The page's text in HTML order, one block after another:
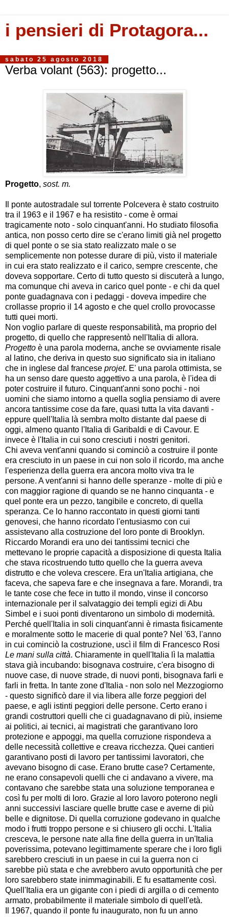
i pensieri di Protagora...
sabato 25 agosto 2018
Verba volant (563): progetto...
Progetto, sost. m.
Il ponte autostradale sul torrente Polcevera è stato costruito
tra il 1963 e il 1967 e ha resistito - come è ormai
tragicamente noto - solo cinquant'anni. Ho studiato filosofia
antica, non posso certo dire se c'erano limiti già nel progetto
di quel ponte o se sia stato realizzato male o se
semplicemente non potesse durare di più, visto il materiale
in cui era stato realizzato e il carico, sempre crescente, che
doveva sopportare. Certo di tutto questo si discuterà a lungo,
ma comunque chi aveva in carico quel ponte - e chi da quel
ponte guadagnava con i pedaggi - doveva impedire che
crollasse proprio il 14 agosto e che quel crollo provocasse
tutti quei morti.
Non voglio parlare di queste responsabilità, ma proprio del
progetto, di quello che rappresentò nell'Italia di allora.
Progetto è una parola moderna, anche se ovviamente risale
al latino, che deriva in questo suo significato sia in italiano
che in inglese dal francese projet. E' una parola ottimista, se
ha un senso dare questo aggettivo a una parola, è l'idea di
poter costruire il futuro. Cinquant'anni sono pochi - noi
uomini che siamo intorno a quella soglia pensiamo di avere
ancora tantissime cose da fare, quasi tutta la vita davanti -
eppure quell'Italia là sembra molto distante dal paese di
oggi, almeno quanto l'Italia di Garibaldi e di Cavour. E
invece è l'Italia in cui sono cresciuti i nostri genitori.
Chi aveva vent'anni quando si cominciò a costruire il ponte
era cresciuto in un paese in cui non solo il ricordo, ma anche
l'esperienza della guerra era ancora molto viva tra le
persone. A vent'anni si hanno delle speranze - molte di più e
con maggior ragione di quando se ne hanno cinquanta - e
quel ponte era un pezzo, tangibile e concreto, di quella
speranza. Ce lo hanno raccontato in questi giorni tanti
genovesi, che hanno ricordato l'entusiasmo con cui
assistevano alla costruzione del loro ponte di Brooklyn.
Riccardo Morandi era uno dei tantissimi tecnici che
mettevano le proprie capacità a disposizione di questa Italia
che stava ricostruendo tutto quello che la guerra aveva
distrutto e che voleva crescere. Era un'Italia artigiana, che
faceva, che sapeva fare e che insegnava a fare. Morandi, tra
le tante cose che fece in tutto il mondo, vinse il concorso
internazionale per il salvataggio dei templi egizi di Abu
Simbel e i suoi ponti diventarono un simbolo di modernità.
Perché quell'Italia in soli cinquant'anni è rimasta fisicamente
e moralmente sotto le macerie di qual ponte? Nel '63, l'anno
in cui cominciò la costruzione, uscì il film di Francesco Rosi
Le mani sulla città. Chiaramente in quell'Italia lì la malattia
stava già incubando: bisognava costruire, c'era bisogno di
nuove case, di nuove strade, di nuovi ponti, bisognava farli e
farli in fretta. In tante zone d'Italia - non solo nel Mezzogiorno
- questo significò dare il via libera alle forze peggiori del
paese, e agli istinti peggiori delle persone. Certo erano i
grandi costruttori quelli che ci guadagnavano di più, insieme
ai politici, ai tecnici, ai magistrati che garantivano loro
protezione e appoggi, ma quella corruzione rispondeva a
delle necessità collettive e creava ricchezza. Quei cantieri
garantivano posti di lavoro per tantissimi lavoratori, che
avevano bisogno di case. Erano brutte case? Certamente,
ne erano consapevoli quelli che ci andavano a vivere, ma
contavano che sarebbe stata una soluzione temporanea e
così fu per molti di loro. Grazie al loro lavoro poterono negli
anni successivi lasciare quelle brutte case e averne di più
belle e dignitose. Di quella corruzione godevano in qualche
modo i frutti troppo persone e si chiusero gli occhi. L'Italia
cresceva, le persone nate alla fine della guerra in un'Italia
poverissima, potevano legittimamente sperare che i loro figli
sarebbero cresciuti in un paese in cui la guerra non ci
sarebbe più stata e che avrebbero avuto opportunità che per
loro sarebbero state inimmaginabili. E fu esattamente così.
Quell'Italia era un gigante con i piedi di argilla o di cemento
armato, probabilmente il materiale simbolo di quell'età.
Il 1967, quando il ponte fu inaugurato, non fu un anno